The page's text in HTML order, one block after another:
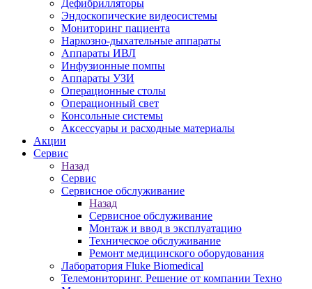
Дефибрилляторы
Эндоскопические видеосистемы
Мониторинг пациента
Наркозно-дыхательные аппараты
Аппараты ИВЛ
Инфузионные помпы
Аппараты УЗИ
Операционные столы
Операционный свет
Консольные системы
Аксессуары и расходные материалы
Акции
Сервис
Назад
Сервис
Сервисное обслуживание
Назад
Сервисное обслуживание
Монтаж и ввод в эксплуатацию
Техническое обслуживание
Ремонт медицинского оборудования
Лаборатория Fluke Biomedical
Телемониторинг. Решение от компании Техно